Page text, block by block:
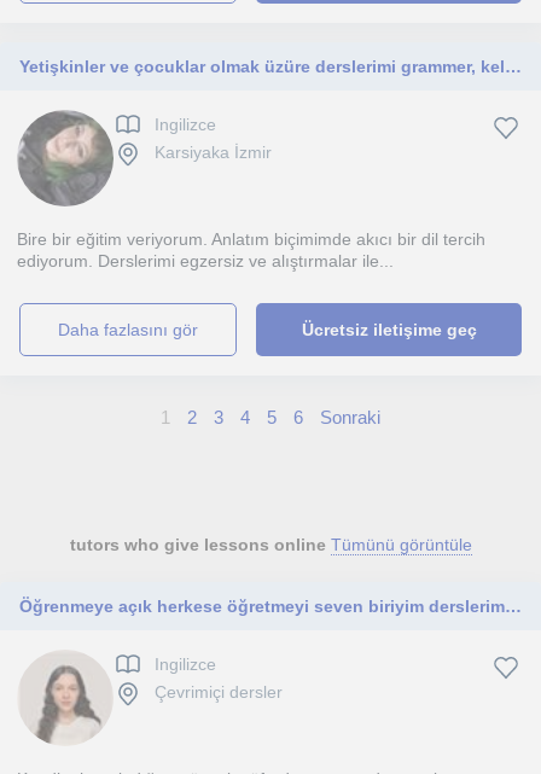
Yetişkinler ve çocuklar olmak üzüre derslerimi grammer, kelime-yazma ve konuşma olarak ve kişiye özel program plan yapıyorum.
Ingilizce
Karsiyaka İzmir
Bire bir eğitim veriyorum. Anlatım biçimimde akıcı bir dil tercih
ediyorum. Derslerimi egzersiz ve alıştırmalar ile...
daha fazlasını gör Ücretsiz iletişime geç
1 2 3 4 5 6 Sonraki
tutors who give lessons online Tümünü görüntüle
Öğrenmeye açık herkese öğretmeyi seven biriyim derslerimi c1 seviyesine kadar herkese verebilirim
Ingilizce
Çevrimiçi dersler